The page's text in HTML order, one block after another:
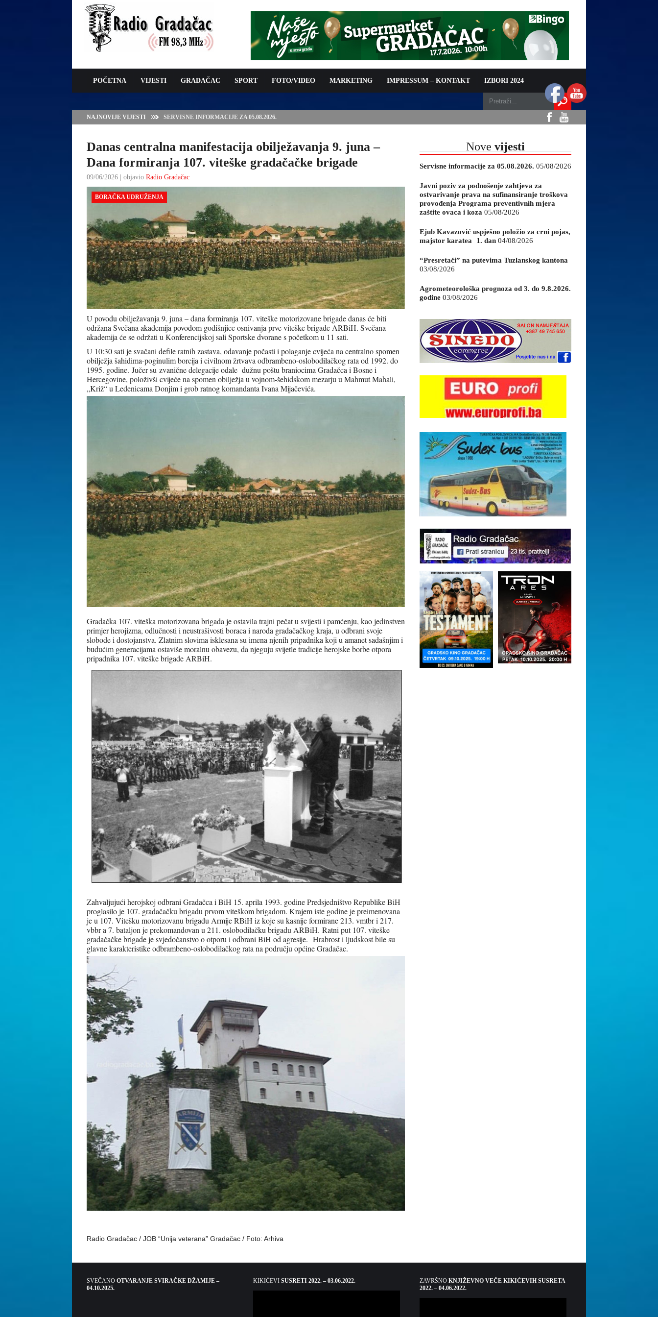
POČETNA VIJESTI GRADAČAC SPORT FOTO/VIDEO MARKETING IMPRESSUM – KONTAKT IZBORI 2024
NAJNOVIJE VIJESTI
JAVNI POZIV ZA PODNOŠENJE ZAHTJEVA ZA OSTVARIVANJE PRAVA NA
SUFINANSIRANJE TROŠKOVA PROVOĐENJA PROGRAMA PREVENTIVNIH MJERA
Danas centralna manifestacija obilježavanja 9. juna –
Dana formiranja 107. viteške gradačačke brigade
09/06/2026 | objavio Radio Gradačac
BORAČKA UDRUŽENJA
U povodu obilježavanja 9. juna – dana formiranja 107. viteške motorizovane brigade danas će biti
održana Svečana akademija povodom godišnjice osnivanja prve viteške brigade ARBiH. Svečana
akademija će se održati u Konferencijskoj sali Sportske dvorane s početkom u 11 sati.
U 10:30 sati je svačani defile ratnih zastava, odavanje počasti i polaganje cvijeća na centralno spomen
obilježja šahidima-poginulim borcija i civilnom žrtvava odbrambeno-oslobodilačkog rata od 1992. do
1995. godine. Jučer su zvanične delegacije odale dužnu poštu braniocima Gradačca i Bosne i
Hercegovine, položivši cvijeće na spomen obilježja u vojnom-šehidskom mezarju u Mahmut Mahali,
„Križ“ u Ledenicama Donjim i grob ratnog komandanta Ivana Mijačevića.
Gradačka 107. viteška motorizovana brigada je ostavila trajni pečat u svijesti i pamćenju, kao jedinstven
primjer herojizma, odlučnosti i neustrašivosti boraca i naroda gradačačkog kraja, u odbrani svoje
slobode i dostojanstva. Zlatnim slovima isklesana su imena njenih pripadnika koji u amanet sadašnjim i
budućim generacijama ostaviše moralnu obavezu, da njeguju svijetle tradicije herojske borbe otpora
pripadnika 107. viteške brigade ARBiH.
Zahvaljujući herojskoj odbrani Gradačca i BiH 15. aprila 1993. godine Predsjedništvo Republike BiH
proglasilo je 107. gradačačku brigadu prvom viteškom brigadom. Krajem iste godine je preimenovana
je u 107. Vitešku motorizovanu brigadu Armije RBiH iz koje su kasnije formirane 213. vmtbr i 217.
vbbr a 7. bataljon je prekomandovan u 211. oslobodilačku brigadu ARBiH. Ratni put 107. viteške
gradačačke brigade je svjedočanstvo o otporu i odbrani BiH od agresije. Hrabrost i ljudskost bile su
glavne karakteristike odbrambeno-oslobodilačkog rata na području općine Gradačac.
Radio Gradačac / JOB “Unija veterana” Gradačac / Foto: Arhiva
Nove vijesti
Servisne informacije za 05.08.2026. 05/08/2026
Javni poziv za podnošenje zahtjeva za
ostvarivanje prava na sufinansiranje troškova
provođenja Programa preventivnih mjera
zaštite ovaca i koza 05/08/2026
Ejub Kavazović uspješno položio za crni pojas,
majstor karatea 1. dan 04/08/2026
“Presretači” na putevima Tuzlanskog kantona
03/08/2026
Agrometeorološka prognoza od 3. do 9.8.2026.
godine 03/08/2026
SVEČANO OTVARANJE SVIRAČKE DŽAMIJE –
04.10.2025.
KIKIĆEVI SUSRETI 2022. – 03.06.2022. ZAVRŠNO KNJIŽEVNO VEČE KIKIĆEVIH SUSRETA
2022. – 04.06.2022.